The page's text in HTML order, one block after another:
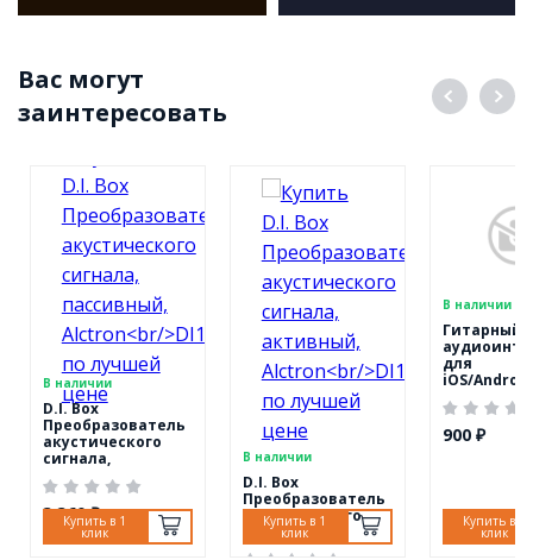
Вас могут
заинтересовать
В наличии
D.I. Box
Преобразователь
акустического
сигнала,
пассивный,
Alctron
DI120S
3 360 ₽
Купить в 1
клик
В наличии
D.I. Box
Преобразователь
акустического
сигнала,
активный, Alctron
Купить в 1
клик
В наличии
Гитарный
для
iOS/Android
FC-21
900 ₽
Купить в 1
клик